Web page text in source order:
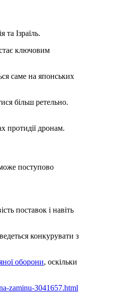
Ізраїль.
ключовим
саме на японських
більш ретельно.
протидії дронам.
поступово
поставок і навіть
конкурувати з
оборони, оскільки
zaminu-3041657.html